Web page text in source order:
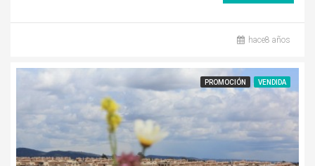
hace8 años
PROMOCIÓN VENDIDA